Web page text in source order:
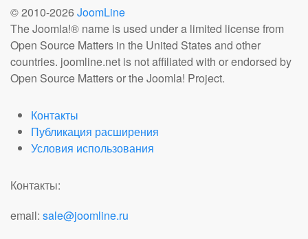
© 2010-2026 JoomLine
The Joomla!® name is used under a limited license from
Open Source Matters in the United States and other
countries. joomline.net is not affiliated with or endorsed by
Open Source Matters or the Joomla! Project.
Контакты
Публикация расширения
Условия использования
Контакты:
email: sale@joomline.ru